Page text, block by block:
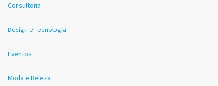
Consultoria
Design e Tecnologia
Eventos
Moda e Beleza